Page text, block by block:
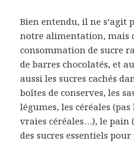
Bien entendu, il ne s’agit
notre alimentation, mais
consommation de sucre
de barres chocolatés, et
aussi les sucres cachés
boîtes de conserves, les
légumes, les céréales
vraies céréales…), le
des sucres essentiels